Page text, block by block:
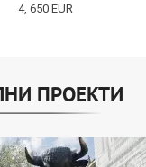
4, 650 EUR
ПРОЕКТИ